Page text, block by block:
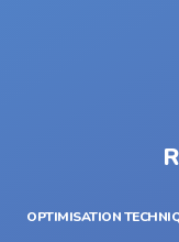
OPTIMISATION